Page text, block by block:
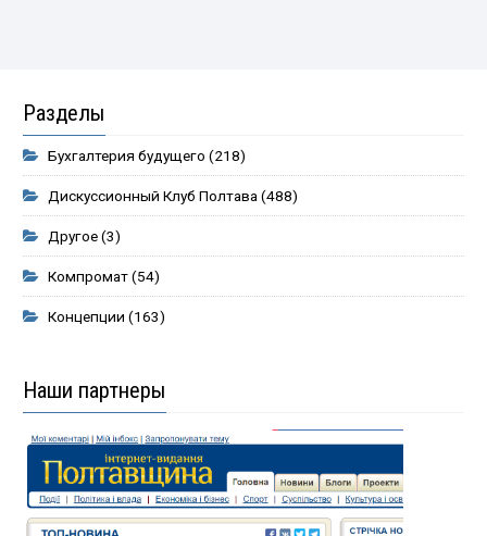
Разделы
Бухгалтерия будущего (218)
Дискуссионный Клуб Полтава (488)
Другое(3)
Компромат(54)
Концепции (163)
Наши партнеры